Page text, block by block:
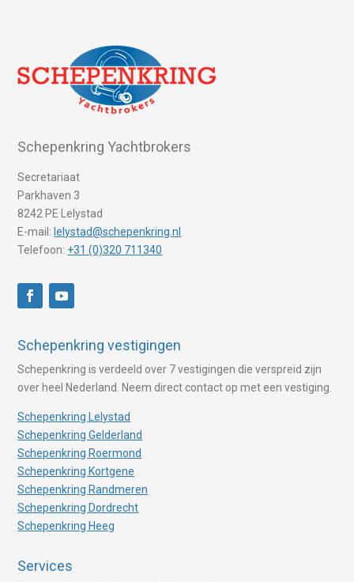
Schepenkring Yachtbrokers
Secretariaat
Parkhaven 3
8242 PE Lelystad
E-mail: lelystad@schepenkring.nl
Telefoon: +31 (0)320 711340
Schepenkring vestigingen
Schepenkring is verdeeld over 7 vestigingen die verspreid zijn
over heel Nederland. Neem direct contact op met een vestiging.
Schepenkring Lelystad
Schepenkring Gelderland
Schepenkring Roermond
Schepenkring Kortgene
Schepenkring Randmeren
Schepenkring Dordrecht
Schepenkring Heeg
Services